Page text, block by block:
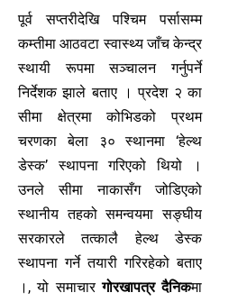
पूर्व सप्तरीदेखि पश्चिम पर्सासम्म
कम्तीमा आठवटा स्वास्थ्य जाँच केन्द्र
स्थायी रूपमा सञ्चालन गर्नुपर्ने
निर्देशक झाले बताए । प्रदेश २ का
सीमा क्षेत्रमा कोभिडको प्रथम
चरणका बेला ३० स्थानमा ‘हेल्थ
डेस्क’ स्थापना गरिएको थियो ।
उनले सीमा नाकासँग जोडिएको
स्थानीय तहको समन्वयमा सङ्घीय
सरकारले तत्कालै हेल्थ डेस्क
स्थापना गर्ने तयारी गरिरहेको बताए
।, यो समाचारगोरखापत्र दैनिकमा